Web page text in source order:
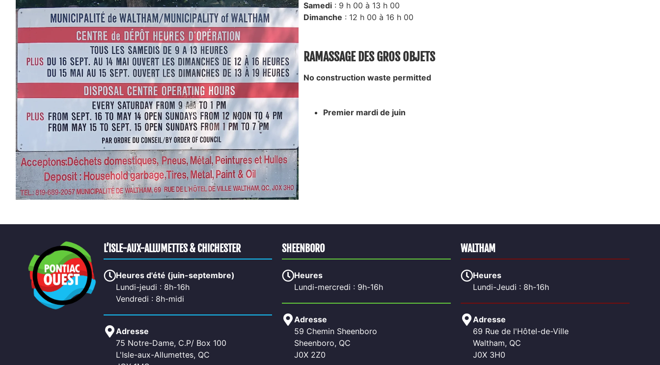
Samedi : 9 h 00 à 13 h 00
Dimanche : 12 h 00 à 16 h 00
RAMASSAGE DES GROS OBJETS
No construction waste permitted
Premier mardi de juin
L’ISLE-AUX-ALLUMETTES & CHICHESTER
Heures d'été (juin-septembre)
Lundi-jeudi : 8h-16h
Vendredi : 8h-midi
Adresse
75 Notre-Dame, C.P/ Box 100
L'Isle-aux-Allumettes, QC
SHEENBORO
Heures
Lundi-mercredi : 9h-16h
Adresse
59 Chemin Sheenboro
Sheenboro, QC
J0X 2Z0
Heures
Lundi-Jeudi : 8h-16h
Adresse
69 Rue de l'Hôtel-de-Ville
Waltham, QC
J0X 3H0
WALTHAM